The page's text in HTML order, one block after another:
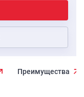
Преимущества